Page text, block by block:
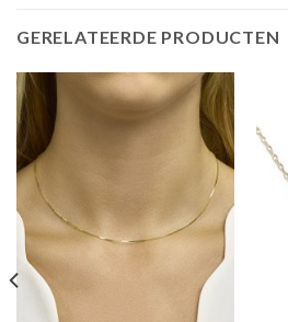
GERELATEERDE PRODUCTEN